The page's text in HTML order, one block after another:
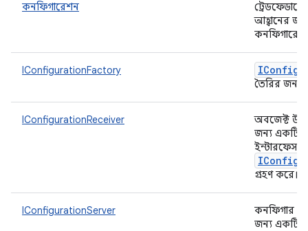
কনফিগারেশন
আহ্বানের
IConfigurationFactory
তৈরির জন্য
IConfigurationReceiver
অবজেক্ট
জন্য একটি
ইন্টারফেস
গ্রহণ করে।
IConfigurationServer
কনফিগার
জন্য একটি